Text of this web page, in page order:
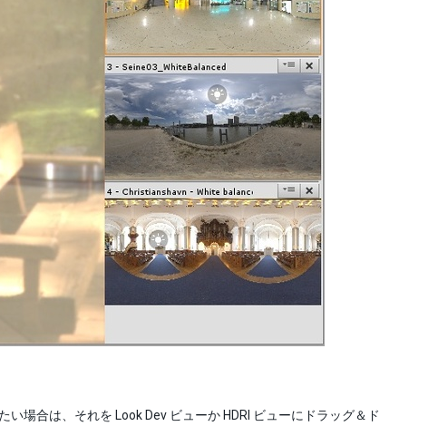
場合は、それを Look Dev ビューか HDRI ビューにドラッグ＆ド